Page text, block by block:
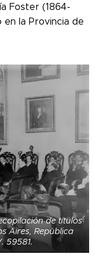
Foster (1864-
en la Provincia de
de títulos
Aires, República
59581.